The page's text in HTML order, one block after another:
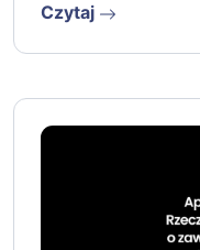
Czytaj